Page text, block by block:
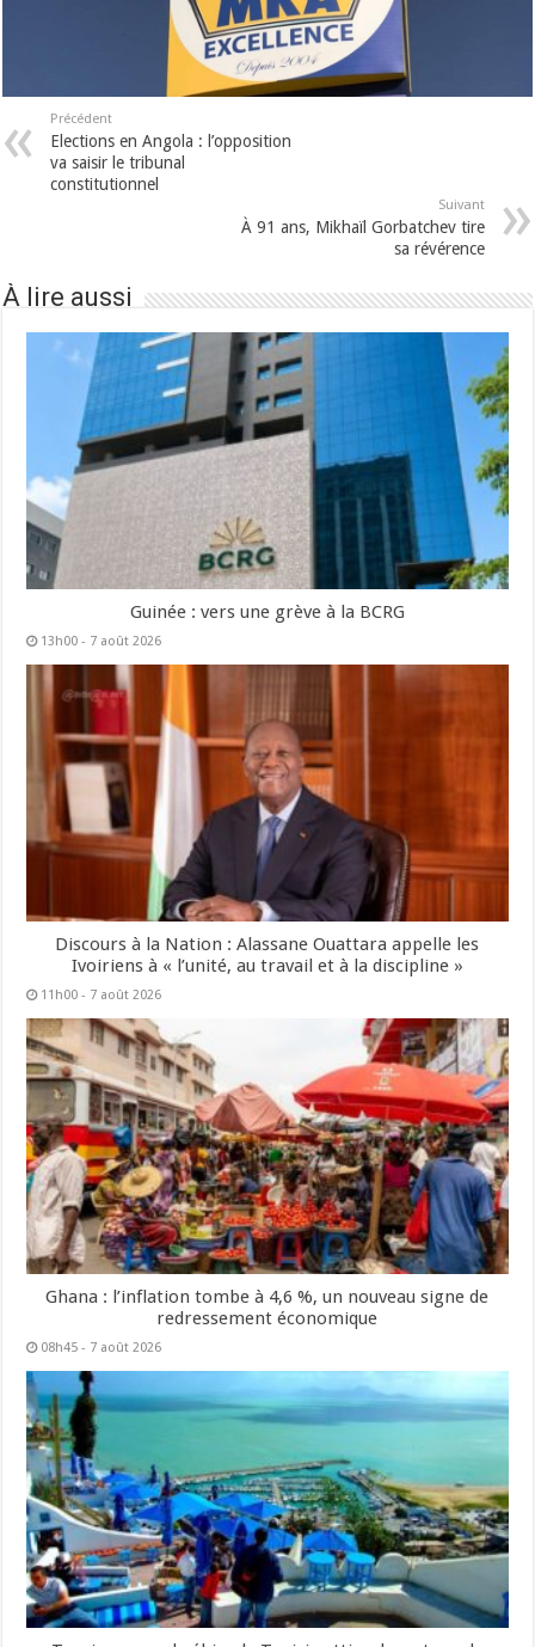
Précédent
Elections en Angola : l’opposition
va saisir le tribunal
constitutionnel
Suivant
À 91 ans, Mikhaïl Gorbatchev tire
sa révérence
À lire aussi
Guinée : vers une grève à la BCRG
13h00 - 7 août 2026
Discours à la Nation : Alassane Ouattara appelle les
Ivoiriens à « l’unité, au travail et à la discipline »
11h00 - 7 août 2026
Ghana : l’inflation tombe à 4,6 %, un nouveau signe de
redressement économique
08h45 - 7 août 2026